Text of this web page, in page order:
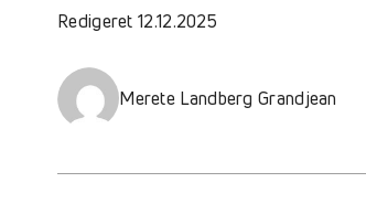
Redigeret 12.12.2025
Merete Landberg Grandjean